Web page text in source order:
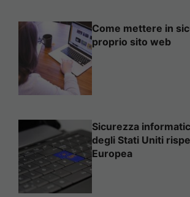
Come mettere in
proprio sito web
Sicurezza
degli Stati Uniti
Europea